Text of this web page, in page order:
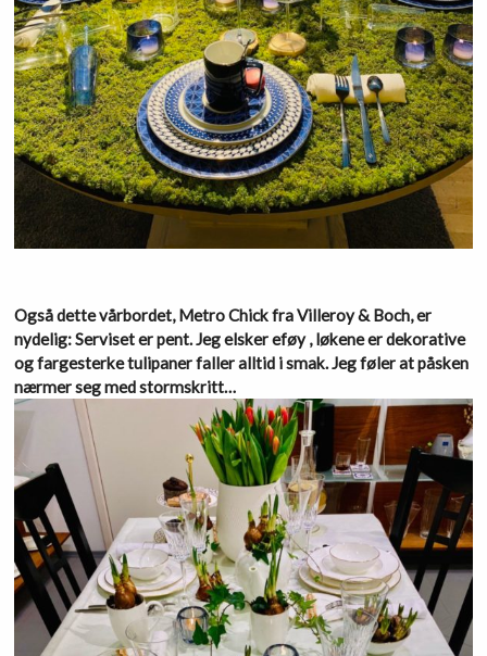
Også dette vårbordet, Metro Chick fra Villeroy & Boch, er
nydelig: Serviset er pent. Jeg elsker eføy , løkene er dekorative
og fargesterke tulipaner faller alltid i smak. Jeg føler at påsken
nærmer seg med stormskritt…